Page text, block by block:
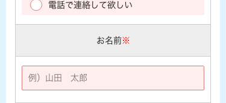
電話で連絡して欲しい
お名前※